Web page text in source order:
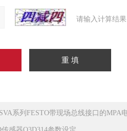
请输入计算结
系列FESTO带现场总线接口的MPA